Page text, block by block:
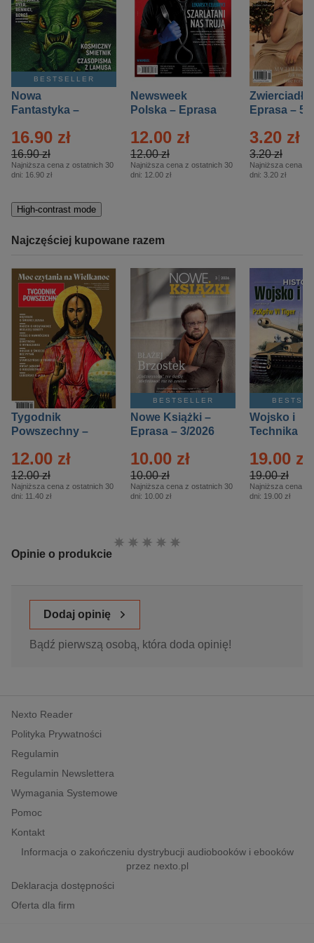
BESTSELLER
Nowa
Fantastyka –
16.90 zł
16.90 zł
Najniższa cena z ostatnich 30
dni: 16.90 zł
Newsweek
Polska – Eprasa
12.00 zł
12.00 zł
Najniższa cena z ostatnich 30
dni: 12.00 zł
Zwierciadło
Eprasa – 5/
3.20 zł
3.20 zł
Najniższa cena z
dni: 3.20 zł
High-contrast mode
Najczęściej kupowane razem
Tygodnik
Powszechny –
12.00 zł
12.00 zł
Najniższa cena z ostatnich 30
dni: 11.40 zł
BESTSELLER
Nowe Książki –
Eprasa – 3/2026
10.00 zł
10.00 zł
Najniższa cena z ostatnich 30
dni: 10.00 zł
Wojsko i
Technika
– 2/2026
19.00 zł
19.00 zł
Najniższa cena z
dni: 19.00 zł
Opinie o produkcie
Ocena:
Dodaj opinię
Bądź pierwszą osobą, która doda opinię!
Nexto Reader
Polityka Prywatności
Regulamin
Regulamin Newslettera
Wymagania Systemowe
Pomoc
Kontakt
Informacja o zakończeniu dystrybucji audiobooków i ebooków
przez nexto.pl
Deklaracja dostępności
Oferta dla firm